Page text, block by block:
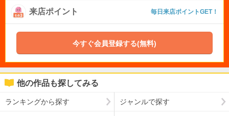
来店ポイント 毎日来店ポイントGET！
今すぐ会員登録する(無料)
他の作品も探してみる
ランキングから探す ジャンルで探す